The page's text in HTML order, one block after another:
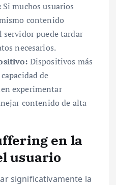
Si muchos usuarios
contenido
puede tardar
necesarios.
Dispositivos más
de
experimentar
contenido de alta
en la
usuario
significativamente la